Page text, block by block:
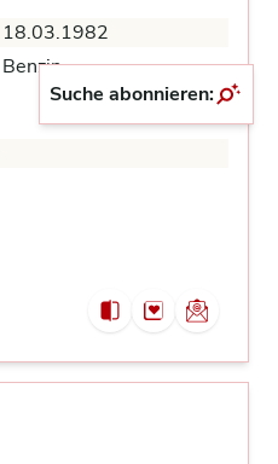
18.03.1982
Benzin
Suche abonnieren: